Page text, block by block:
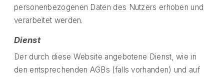
personenbezogenen Daten des Nutzers erhoben und
verarbeitet werden.
Dienst
Der durch diese Website angebotene Dienst, wie in
den entsprechenden AGBs (falls vorhanden) und auf